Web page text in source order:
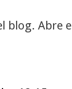
blog. Abre